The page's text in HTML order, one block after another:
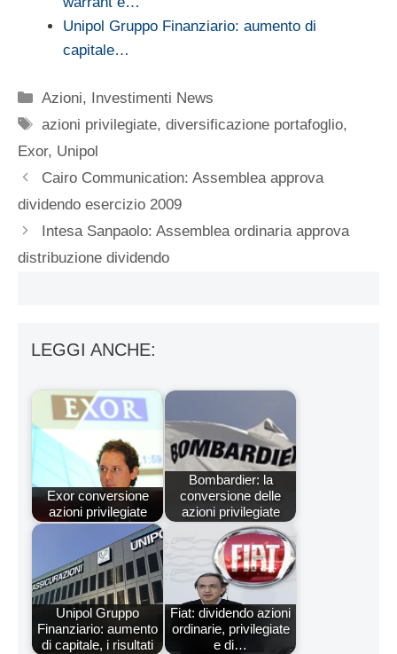
Unipol Gruppo Finanziario: aumento di
capitale…
Categorie
Azioni, Investimenti News
Tag
azioni privilegiate,diversificazione portafoglio,
Exor, Unipol
Cairo Communication: Assemblea approva
dividendo esercizio 2009
Intesa Sanpaolo: Assemblea ordinaria approva
distribuzione dividendo
LEGGI ANCHE:
Exor conversione
azioni privilegiate
Bombardier: la
conversione delle
azioni privilegiate
Unipol Gruppo
Finanziario: aumento
di capitale, i risultati
Fiat: dividendo azioni
ordinarie, privilegiate
e di…